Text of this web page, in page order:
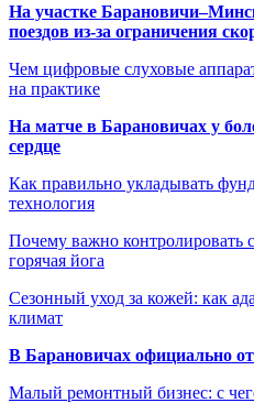
На участке
поездов из-за ограничения
Чем цифровые слуховые
на практике
На матче в Барановичах у
сердце
Как правильно укладывать
технология
Почему важно контролировать
горячая йога
Сезонный уход за кожей: как
климат
В Барановичах официально
Малый ремонтный бизнес: с